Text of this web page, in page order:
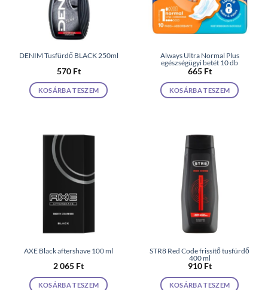
DENIM Tusfürdő BLACK 250ml
570 Ft
KOSÁRBA TESZEM
Always Ultra Normal Plus
egészségügyi betét 10 db
665 Ft
KOSÁRBA TESZEM
AXE Black aftershave 100 ml
2 065 Ft
KOSÁRBA TESZEM
STR8 Red Code frissítő tusfürdő
400 ml
910 Ft
KOSÁRBA TESZEM